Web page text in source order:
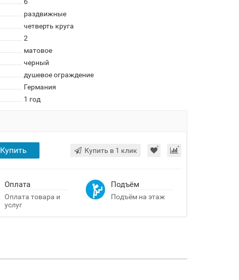
раздвижные
четверть круга
2
матовое
черный
душевое ограждение
Германия
1 год
Купить Купить в 1 клик
Оплата
Оплата товара и
услуг
Подъём
Подъём на этаж